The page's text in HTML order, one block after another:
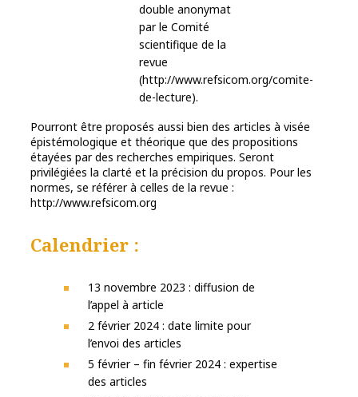
double anonymat
par le Comité
scientifique de la
revue
(http://www.refsicom.org/comite-
de-lecture).
Pourront être proposés aussi bien des articles à visée
épistémologique et théorique que des propositions
étayées par des recherches empiriques. Seront
privilégiées la clarté et la précision du propos. Pour les
normes, se référer à celles de la revue :
http://www.refsicom.org
Calendrier :
13 novembre 2023 : diffusion de
l’appel à article
2 février 2024 : date limite pour
l’envoi des articles
5 février – fin février 2024 : expertise
des articles